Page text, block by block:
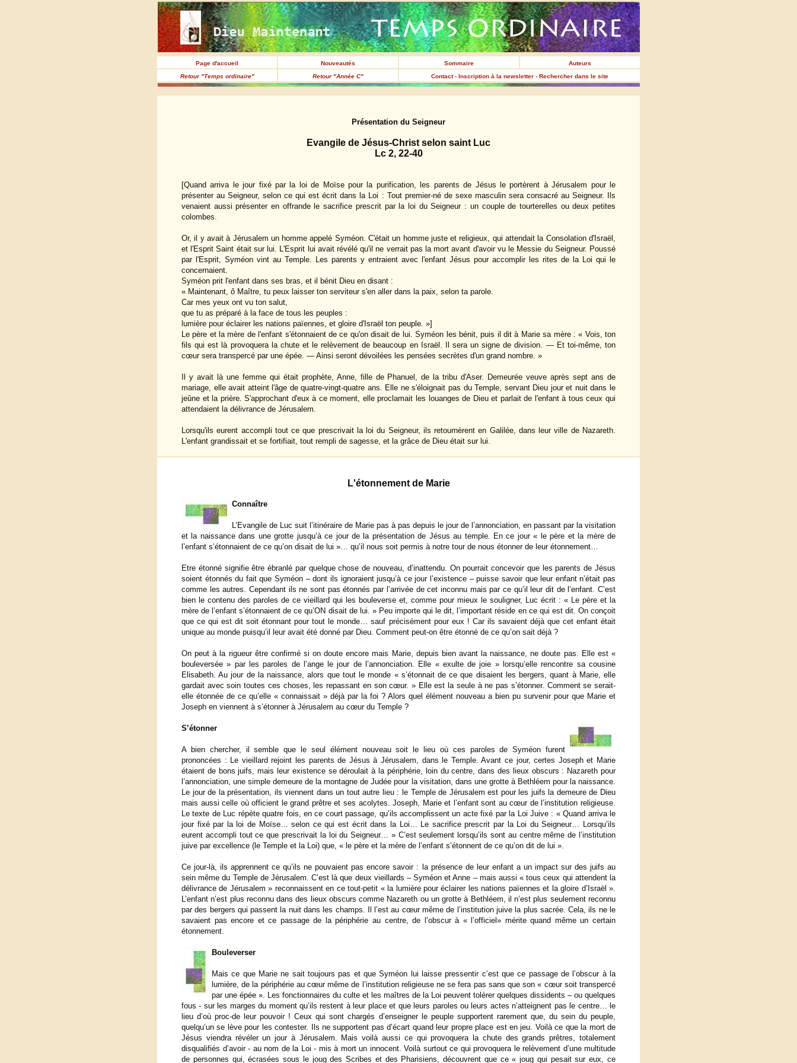
Page d'accueil Nouveautés Sommaire
Auteurs
Retour "Temps ordinaire"
Retour "Année C" Contact - Inscription à la newsletter - Rechercher dans le site
Présentation du Seigneur
Evangile de Jésus-Christ selon saint Luc
Lc 2, 22-40
[Quand arriva le jour fixé par la loi de Moïse pour la purification, les parents de Jésus le portèrent à Jérusalem pour le
présenter au Seigneur, selon ce qui est écrit dans la Loi : Tout premier-né de sexe masculin sera consacré au Seigneur. Ils
venaient aussi présenter en offrande le sacrifice prescrit par la loi du Seigneur : un couple de tourterelles ou deux petites
colombes.
Or, il y avait à Jérusalem un homme appelé Syméon. C'était un homme juste et religieux, qui attendait la Consolation d'Israël,
et l'Esprit Saint était sur lui. L'Esprit lui avait révélé qu'il ne verrait pas la mort avant d'avoir vu le Messie du Seigneur. Poussé
par l'Esprit, Syméon vint au Temple. Les parents y entraient avec l'enfant Jésus pour accomplir les rites de la Loi qui le
concernaient.
Syméon prit l'enfant dans ses bras, et il bénit Dieu en disant :
« Maintenant, ô Maître, tu peux laisser ton serviteur s'en aller dans la paix, selon ta parole.
Car mes yeux ont vu ton salut,
que tu as préparé à la face de tous les peuples :
lumière pour éclairer les nations païennes, et gloire d'Israël ton peuple. »]
Le père et la mère de l'enfant s'étonnaient de ce qu'on disait de lui. Syméon les bénit, puis il dit à Marie sa mère : « Vois, ton
fils qui est là provoquera la chute et le relèvement de beaucoup en Israël. Il sera un signe de division. — Et toi-même, ton
cœur sera transpercé par une épée. — Ainsi seront dévoilées les pensées secrètes d'un grand nombre. »
Il y avait là une femme qui était prophète, Anne, fille de Phanuel, de la tribu d'Aser. Demeurée veuve après sept ans de
mariage, elle avait atteint l'âge de quatre-vingt-quatre ans. Elle ne s'éloignait pas du Temple, servant Dieu jour et nuit dans le
jeûne et la prière. S'approchant d'eux à ce moment, elle proclamait les louanges de Dieu et parlait de l'enfant à tous ceux qui
attendaient la délivrance de Jérusalem.
Lorsqu'ils eurent accompli tout ce que prescrivait la loi du Seigneur, ils retournèrent en Galilée, dans leur ville de Nazareth.
L'enfant grandissait et se fortifiait, tout rempli de sagesse, et la grâce de Dieu était sur lui.
L'étonnement de Marie
Connaître
L’Evangile de Luc suit l’itinéraire de Marie pas à pas depuis le jour de l’annonciation, en passant par la visitation
et la naissance dans une grotte jusqu’à ce jour de la présentation de Jésus au temple. En ce jour « le père et la mère de
l’enfant s’étonnaient de ce qu’on disait de lui »… qu’il nous soit permis à notre tour de nous étonner de leur étonnement…
Etre étonné signifie être ébranlé par quelque chose de nouveau, d’inattendu. On pourrait concevoir que les parents de Jésus
soient étonnés du fait que Syméon – dont ils ignoraient jusqu’à ce jour l’existence – puisse savoir que leur enfant n’était pas
comme les autres. Cependant ils ne sont pas étonnés par l’arrivée de cet inconnu mais par ce qu’il leur dit de l’enfant. C’est
bien le contenu des paroles de ce vieillard qui les bouleverse et, comme pour mieux le souligner, Luc écrit : « Le père et la
mère de l’enfant s’étonnaient de ce qu’ON disait de lui. » Peu importe qui le dit, l’important réside en ce qui est dit. On conçoit
que ce qui est dit soit étonnant pour tout le monde… sauf précisément pour eux ! Car ils savaient déjà que cet enfant était
unique au monde puisqu’il leur avait été donné par Dieu. Comment peut-on être étonné de ce qu’on sait déjà ?
On peut à la rigueur être confirmé si on doute encore mais Marie, depuis bien avant la naissance, ne doute pas. Elle est «
bouleversée » par les paroles de l’ange le jour de l’annonciation. Elle « exulte de joie » lorsqu’elle rencontre sa cousine
Elisabeth. Au jour de la naissance, alors que tout le monde « s’étonnait de ce que disaient les bergers, quant à Marie, elle
gardait avec soin toutes ces choses, les repassant en son cœur. » Elle est la seule à ne pas s’étonner. Comment se serait-
elle étonnée de ce qu’elle « connaissait » déjà par la foi ? Alors quel élément nouveau a bien pu survenir pour que Marie et
Joseph en viennent à s’étonner à Jérusalem au cœur du Temple ?
S’étonner
A bien chercher, il semble que le seul élément nouveau soit le lieu où ces paroles de Syméon furent
prononcées : Le vieillard rejoint les parents de Jésus à Jérusalem, dans le Temple. Avant ce jour, certes Joseph et Marie
étaient de bons juifs, mais leur existence se déroulait à la périphérie, loin du centre, dans des lieux obscurs : Nazareth pour
l’annonciation, une simple demeure de la montagne de Judée pour la visitation, dans une grotte à Bethléem pour la naissance.
Le jour de la présentation, ils viennent dans un tout autre lieu : le Temple de Jérusalem est pour les juifs la demeure de Dieu
mais aussi celle où officient le grand prêtre et ses acolytes. Joseph, Marie et l’enfant sont au cœur de l’institution religieuse.
Le texte de Luc répète quatre fois, en ce court passage, qu’ils accomplissent un acte fixé par la Loi Juive : « Quand arriva le
jour fixé par la loi de Moïse… selon ce qui est écrit dans la Loi… Le sacrifice prescrit par la Loi du Seigneur… Lorsqu’ils
eurent accompli tout ce que prescrivait la loi du Seigneur… » C’est seulement lorsqu’ils sont au centre même de l’institution
juive par excellence (le Temple et la Loi) que, « le père et la mère de l’enfant s’étonnent de ce qu’on dit de lui ».
Ce jour-là, ils apprennent ce qu’ils ne pouvaient pas encore savoir : la présence de leur enfant a un impact sur des juifs au
sein même du Temple de Jérusalem. C’est là que deux vieillards – Syméon et Anne – mais aussi « tous ceux qui attendent la
délivrance de Jérusalem » reconnaissent en ce tout-petit « la lumière pour éclairer les nations païennes et la gloire d’Israël ».
L’enfant n’est plus reconnu dans des lieux obscurs comme Nazareth ou un grotte à Bethléem, il n’est plus seulement reconnu
par des bergers qui passent la nuit dans les champs. Il l’est au cœur même de l’institution juive la plus sacrée. Cela, ils ne le
savaient pas encore et ce passage de la périphérie au centre, de l’obscur à « l’officiel» mérite quand même un certain
étonnement.
Bouleverser
Mais ce que Marie ne sait toujours pas et que Syméon lui laisse pressentir c’est que ce passage de l’obscur à la
lumière, de la périphérie au cœur même de l’institution religieuse ne se fera pas sans que son « cœur soit transpercé
par une épée ». Les fonctionnaires du culte et les maîtres de la Loi peuvent tolérer quelques dissidents – ou quelques
fous - sur les marges du moment qu’ils restent à leur place et que leurs paroles ou leurs actes n’atteignent pas le centre… le
lieu d’où proc-de leur pouvoir ! Ceux qui sont chargés d’enseigner le peuple supportent rarement que, du sein du peuple,
quelqu’un se lève pour les contester. Ils ne supportent pas d’écart quand leur propre place est en jeu. Voilà ce que la mort de
Jésus viendra révéler un jour à Jérusalem. Mais voilà aussi ce qui provoquera la chute des grands prêtres, totalement
disqualifiés d’avoir - au nom de la Loi - mis à mort un innocent. Voilà surtout ce qui provoquera le relèvement d’une multitude
de personnes qui, écrasées sous le joug des Scribes et des Pharisiens, découvrent que ce « joug qui pesait sur eux, ce